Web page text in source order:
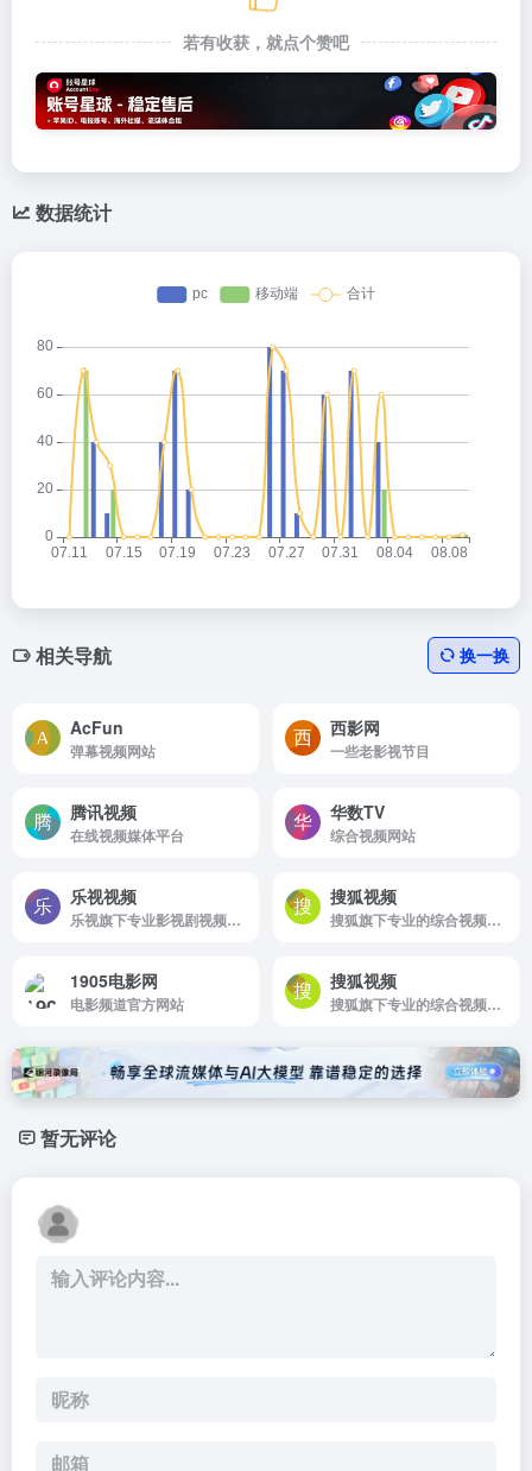
若有收获，就点个赞吧
数据统计
相关导航 换一换
AcFun
弹幕视频网站
西影网
一些老影视节目
腾讯视频
在线视频媒体平台
华数TV
综合视频网站
乐视视频
乐视旗下专业影视剧视频网站
搜狐视频
搜狐旗下专业的综合视频网站
1905电影网
电影频道官方网站
搜狐视频
搜狐旗下专业的综合视频网站
暂无评论